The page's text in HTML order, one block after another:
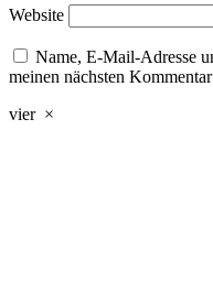
Website
Name, E-Mail-Adresse
meinen nächsten
vier ×